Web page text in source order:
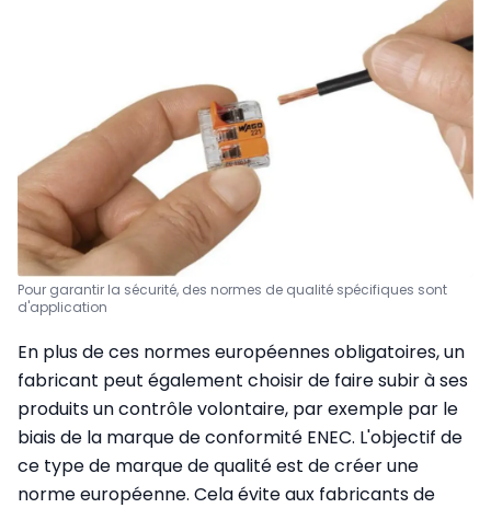
Pour garantir la sécurité, des normes de qualité spécifiques sont
d'application
En plus de ces normes européennes obligatoires, un
fabricant peut également choisir de faire subir à ses
produits un contrôle volontaire, par exemple par le
biais de la marque de conformité ENEC. L'objectif de
ce type de marque de qualité est de créer une
norme européenne. Cela évite aux fabricants de